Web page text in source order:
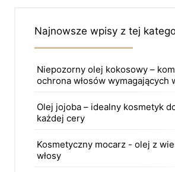
Najnowsze wpisy z tej
Niepozorny olej kokosowy –
ochrona włosów wymagających
Olej jojoba – idealny kosmetyk
każdej cery
Kosmetyczny mocarz - olej z
włosy